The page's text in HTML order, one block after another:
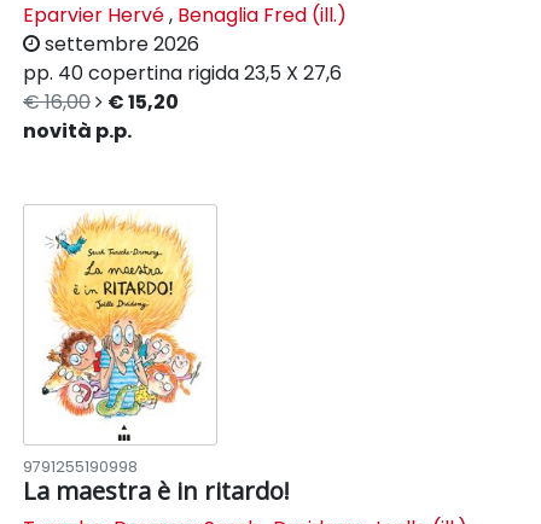
Eparvier Hervé, Benaglia Fred (ill.)
settembre 2026
pp. 40copertina rigida23,5 X 27,6
€ 16,00
€ 15,20
novità p.p.
9791255190998
La maestra è in ritardo!